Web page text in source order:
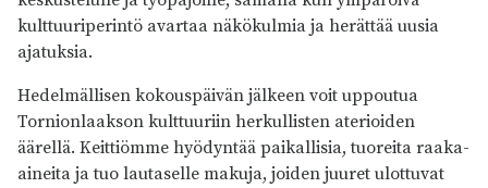
kulttuuriperintö avartaa näkökulmia ja herättää uusia
ajatuksia.
Hedelmällisen kokouspäivän jälkeen voit uppoutua
Tornionlaakson kulttuuriin herkullisten aterioiden
äärellä. Keittiömme hyödyntää paikallisia, tuoreita raaka-
aineita ja tuo lautaselle makuja, joiden juuret ulottuvat